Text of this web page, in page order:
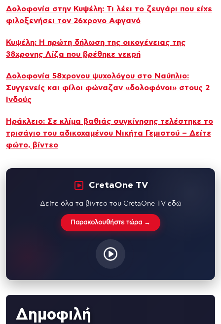
Δολοφονία στην Κυψέλη: Τι λέει το ζευγάρι που είχε
φιλοξενήσει τον 26χρονο Αφγανό
Κυψέλη: Η πρώτη δήλωση της οικογένειας της
38χρονης Λίζα που βρέθηκε νεκρή
Δολοφονία 58χρονου ψυχολόγου στο Ναύπλιο:
Συγγενείς και φίλοι φώναζαν «δολοφόνοι» στους 2
Ινδούς
Ηράκλειο: Σε κλίμα βαθιάς συγκίνησης τελέστηκε το
τρισάγιο του αδικοχαμένου Νικήτα Γεμιστού – Δείτε
φώτο, βίντεο
CretaOne TV
Δείτε όλα τα βίντεο του CretaOne TV εδώ
Παρακολουθήστε τώρα →
Δημοφιλή